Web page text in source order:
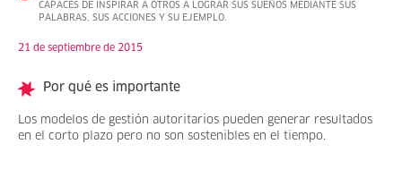
CAPACES DE INSPIRAR A OTROS A LOGRAR SUS SUEÑOS MEDIANTE SUS
PALABRAS, SUS ACCIONES Y SU EJEMPLO.
21 de septiembre de 2015
Por qué es importante
Los modelos de gestión autoritarios pueden generar resultados
en el corto plazo pero no son sostenibles en el tiempo.